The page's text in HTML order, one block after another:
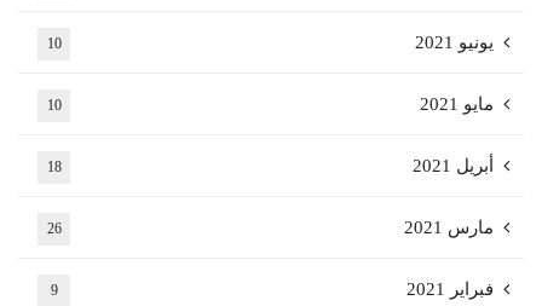
يونيو 2021 10
مايو 2021 10
أبريل 2021 18
مارس 2021 26
فبراير 2021 9